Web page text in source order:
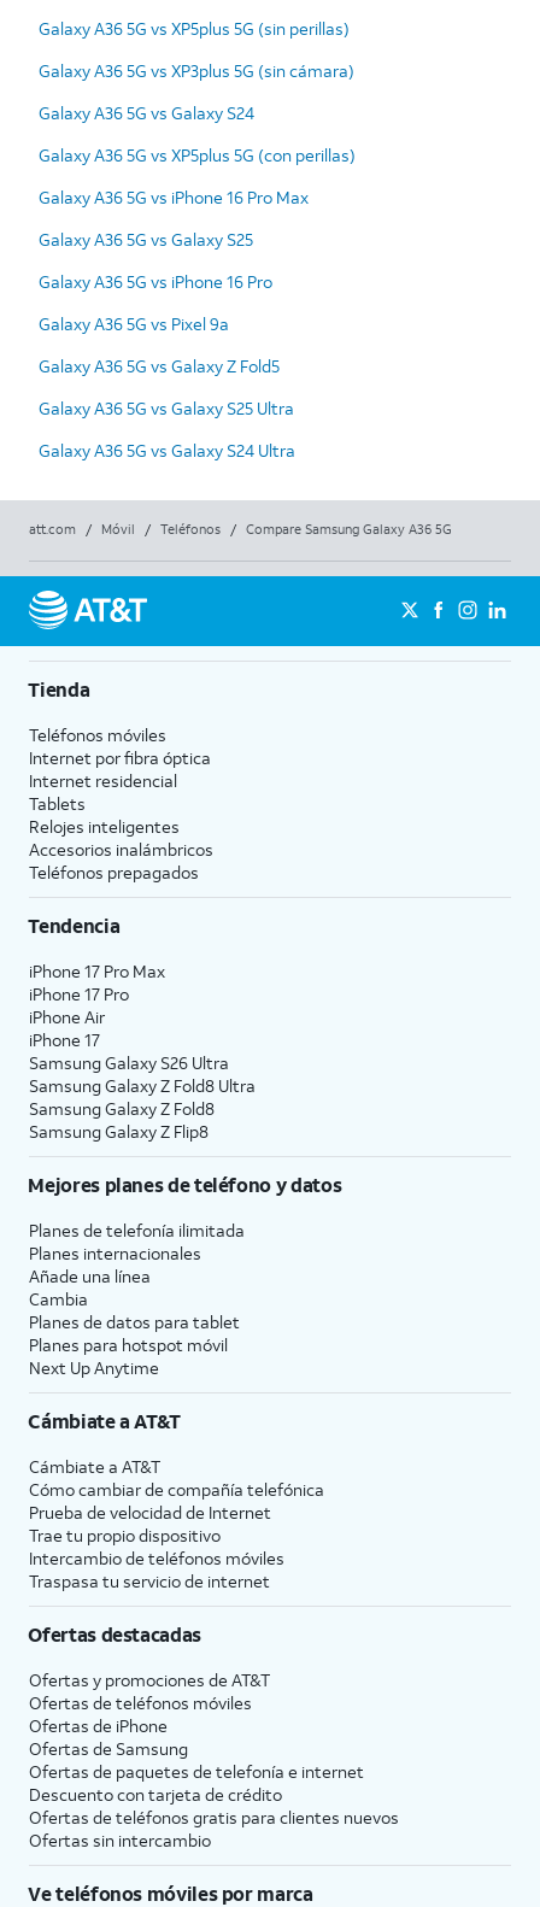
Galaxy A36 5G vs XP5plus 5G (sin perillas)
Galaxy A36 5G vs XP3plus 5G (sin cámara)
Galaxy A36 5G vs Galaxy S24
Galaxy A36 5G vs XP5plus 5G (con perillas)
Galaxy A36 5G vs iPhone 16 Pro Max
Galaxy A36 5G vs Galaxy S25
Galaxy A36 5G vs iPhone 16 Pro
Galaxy A36 5G vs Pixel 9a
Galaxy A36 5G vs Galaxy Z Fold5
Galaxy A36 5G vs Galaxy S25 Ultra
Galaxy A36 5G vs Galaxy S24 Ultra
att.com / Móvil / Teléfonos / Compare Samsung Galaxy A36 5G
Tienda
Teléfonos móviles
Internet por fibra óptica
Internet residencial
Tablets
Relojes inteligentes
Accesorios inalámbricos
Teléfonos prepagados
Tendencia
iPhone 17 Pro Max
iPhone 17 Pro
iPhone Air
iPhone 17
Samsung Galaxy S26 Ultra
Samsung Galaxy Z Fold8 Ultra
Samsung Galaxy Z Fold8
Samsung Galaxy Z Flip8
Mejores planes de teléfono y datos
Planes de telefonía ilimitada
Planes internacionales
Añade una línea
Cambia
Planes de datos para tablet
Planes para hotspot móvil
Next Up Anytime
Cámbiate aAT&T
Cámbiate a AT&T
Cómo cambiar de compañía telefónica
Prueba de velocidad de Internet
Trae tu propio dispositivo
Intercambio de teléfonos móviles
Traspasa tu servicio de internet
Ofertas destacadas
Ofertas y promociones de AT&T
Ofertas de teléfonos móviles
Ofertas de iPhone
Ofertas de Samsung
Ofertas de paquetes de telefonía e internet
Descuento con tarjeta de crédito
Ofertas de teléfonos gratis para clientes nuevos
Ofertas sin intercambio
Ve teléfonos móviles por marca